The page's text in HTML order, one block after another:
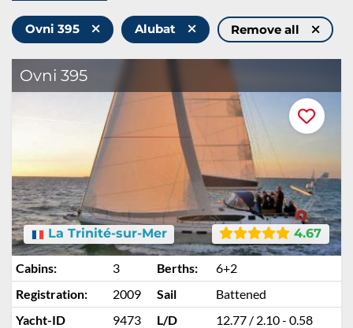
Ovni 395 Alubat Remove all
Ovni 395
4.67
La Trinité-sur-Mer
Cabins: 3 Berths:
6+2
Registration:
2009 Sail
Battened
Yacht-ID
9473 L/D 12.77 / 2.10 - 0.58